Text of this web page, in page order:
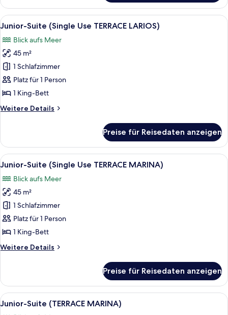
Suite
(TERRACE
LARIOS)
Alle
Fotos
für
Junior-
Suite
(Single
Use
LARIOS)
Hochwertige Bettwaren, Betten mit
8
Junior-Suite (Single Use TERRACE LARIOS)
Blick aufs Meer
45 m²
1 Schlafzimmer
Platz für 1 Person
1 King-Bett
Weitere Details
Weitere
Suite
(Single
Use
LARIOS)
Preise für Reisedaten anzeigen
Alle
Fotos
für
Junior-
Suite
(Single
Use
MARINA)
Ein Hotelzimmer mit einem großen
6
Junior-Suite (Single Use TERRACE MARINA)
Blick aufs Meer
45 m²
1 Schlafzimmer
Platz für 1 Person
1 King-Bett
Weitere Details
Weitere
Suite
(Single
Use
Preise für Reisedaten anzeigen
Alle
Fotos
Ein Hotelzimmer mit einem großen
6
Junior-Suite (TERRACE MARINA)